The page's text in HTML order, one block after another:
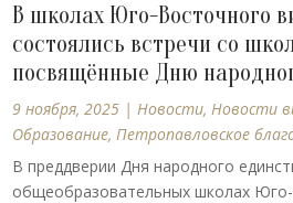
В школах Юго-Восточного
состоялись встречи со
посвящённые Дню
9 ноября, 2025 |Новости,Новости
Образование,Петропавловское
В преддверии Дня народного
общеобразовательных школах